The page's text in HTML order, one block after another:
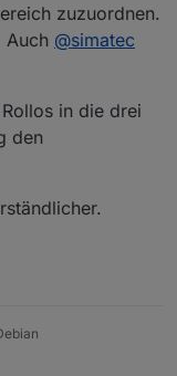
zuzuordnen.
Auch @simatec
in die drei
den